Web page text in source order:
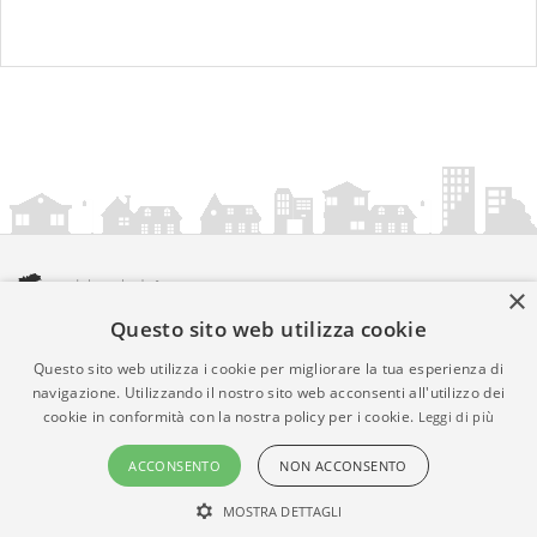
amministrazionicomunali.it è una iniziativa diartemedia.it
© Copyright MMXXIV - P.IVA 05400000724
Informazioni sul servizio |Informativa Privacy| Informativa
Cookies • Time 0.0075
×
Questo sito web utilizza cookie
Questo sito web utilizza i cookie per migliorare la tua esperienza di
navigazione. Utilizzando il nostro sito web acconsenti all'utilizzo dei
cookie in conformità con la nostra policy per i cookie. Leggi di più
ACCONSENTO NON ACCONSENTO
MOSTRA DETTAGLI